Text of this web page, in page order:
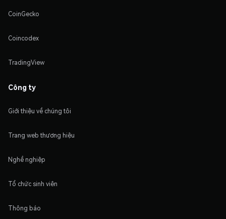
CoinGecko
Coincodex
TradingView
Công ty
Giới thiệu về chúng tôi
Trang web thương hiệu
Nghề nghiệp
Tổ chức sinh viên
Thông báo